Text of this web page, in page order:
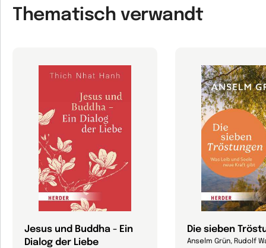
Thematisch verwandt
Jesus und Buddha - Ein
Dialog der Liebe
Die sieben
Anselm Grün, Rudolf